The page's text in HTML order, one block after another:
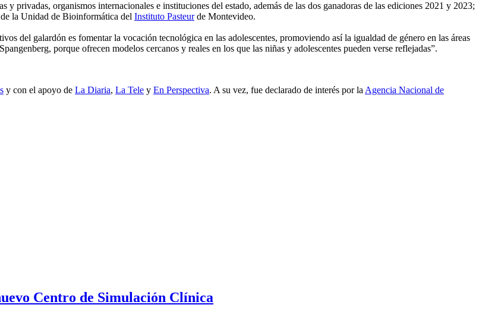
y privadas, organismos internacionales e instituciones del estado, además de las dos ganadoras de las ediciones 2021 y 2023;
la Unidad de Bioinformática del Instituto Pasteurde Montevideo.
del galardón es fomentar la vocación tecnológica en las adolescentes, promoviendo así la igualdad de género en las áreas
porque ofrecen modelos cercanos y reales en los que las niñas y adolescentes pueden verse reflejadas”.
y con el apoyo de La Diaria, La Tele y En Perspectiva. A su vez, fue declarado de interés por laAgencia Nacional de
Centro de Simulación Clínica